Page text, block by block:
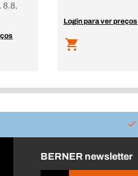
8.8,
Login para ver preços
BERNER newsletter